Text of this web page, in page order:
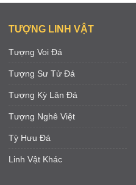
TƯỢNG LINH VẬT
Tượng Voi Đá
Tượng Sư Tử Đá
Tượng Kỳ Lân Đá
Tượng Nghê Việt
Tỳ Hưu Đá
Linh Vật Khác